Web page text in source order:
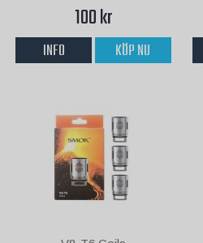
100 kr
INFO KÖP NU